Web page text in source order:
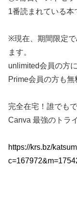
1番読まれている本
※現在、期間限定
ます。
unlimited会員の方
Prime会員の方も無
完全在宅！誰でも
Canva 最強のトラ
https://krs.bz/